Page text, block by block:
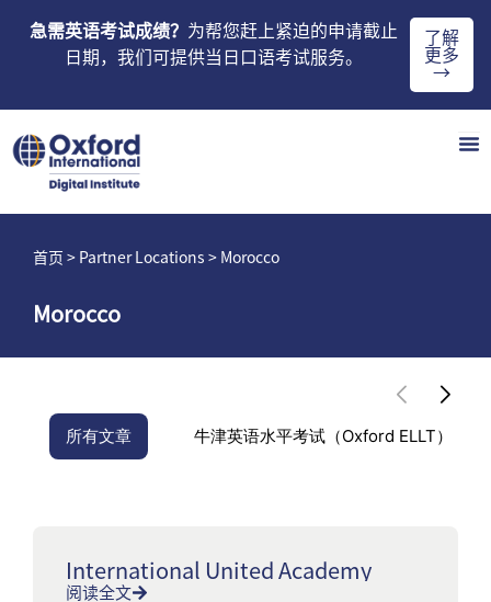
急需英语考试成绩？ 为帮您赶上紧迫的申请截止
日期，我们可提供当日口语考试服务。
了解
更多
→
首页 > Partner Locations > Morocco
Morocco
所有文章 牛津英语水平考试（Oxford ELLT）
International United Academy
阅读全文